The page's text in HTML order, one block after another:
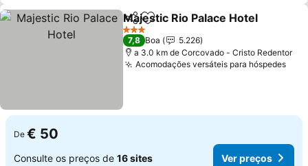
PartilharAdicionar aos favoritos
Majestic Rio Palace Hotel
3 Estrelas
7,8 Boa
5.226
a 3.0 km de Corcovado - Cristo Redentor
Acomodações versáteis para hóspedes
De € 50
Consulte os preços de 16 sites Ver preços